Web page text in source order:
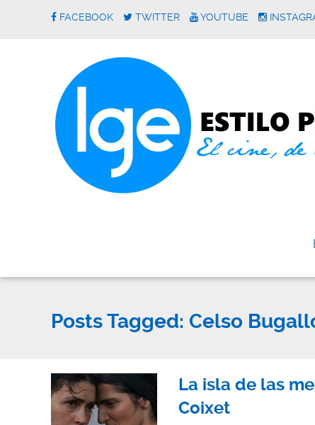
FACEBOOK TWITTER YOUTUBE
Posts Tagged: Celso
La isla de las
Coixet